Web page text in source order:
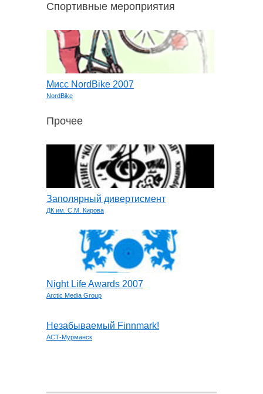
Спортивные мероприятия
Мисс NordBike 2007
NordBike
Прочее
Заполярный дивертисмент
ДК им. С.М. Кирова
Night Life Awards 2007
Arctic Media Group
Незабываемый Finnmark!
АСТ-Мурманск